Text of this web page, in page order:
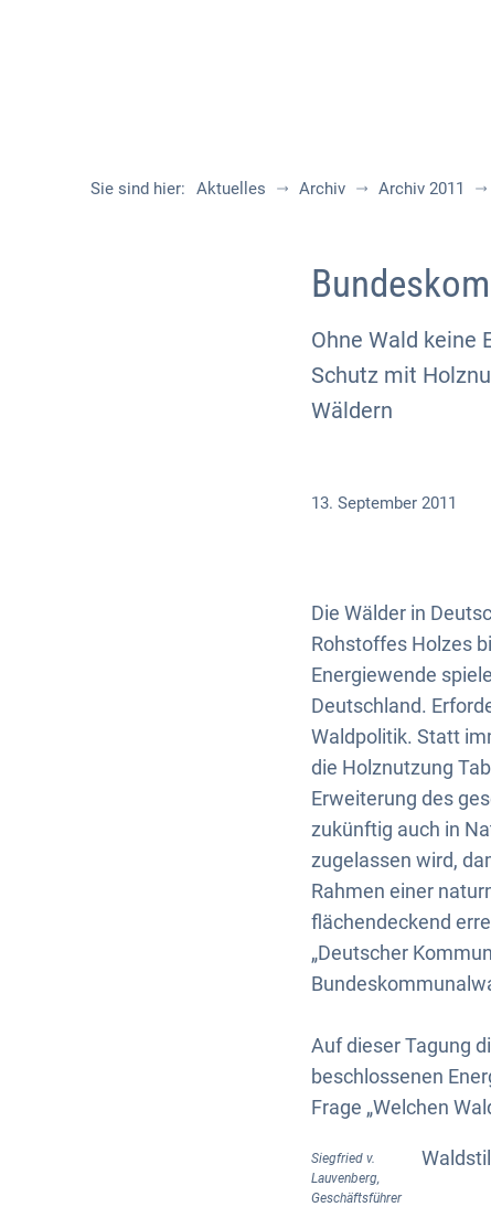
Sie sind hier: Aktuelles Archiv Archiv 2011
Ohne Wald keine
Schutz mit
Wäldern
13. September 2011
Die Wälder in
Rohstoffes Holzes
Energiewende
Deutschland.
Waldpolitik. Statt
die Holznutzung
Erweiterung des
zukünftig auch in
zugelassen wird,
Rahmen einer
flächendeckend
„Deutscher
Auf dieser Tagung
beschlossenen
Frage „Welchen
Siegfried v.
Lauvenberg,
Geschäftsführer